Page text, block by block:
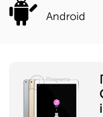
Android